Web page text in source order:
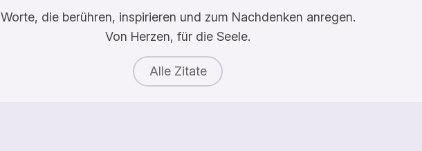
Worte, die berühren, inspirieren und zum Nachdenken anregen.
Von Herzen, für die Seele.
Alle Zitate